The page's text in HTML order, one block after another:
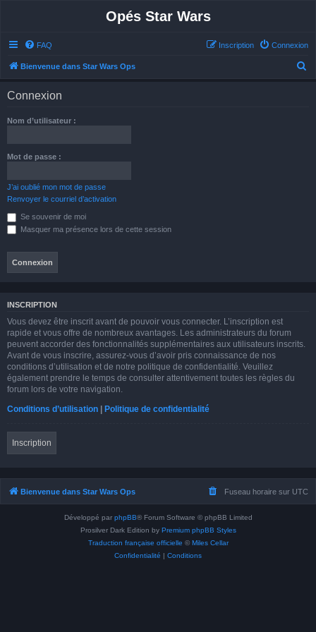
Opés Star Wars
FAQ Connexion
Inscription
Bienvenue dans Star Wars Ops
Connexion
Nom d’utilisateur :
Mot de passe :
J’ai oublié mon mot de passe
Renvoyer le courriel d’activation
Se souvenir de moi
Masquer ma présence lors de cette session
INSCRIPTION
Vous devez être inscrit avant de pouvoir vous connecter. L’inscription est
rapide et vous offre de nombreux avantages. Les administrateurs du forum
peuvent accorder des fonctionnalités supplémentaires aux utilisateurs inscrits.
Avant de vous inscrire, assurez-vous d’avoir pris connaissance de nos
conditions d’utilisation et de notre politique de confidentialité. Veuillez
également prendre le temps de consulter attentivement toutes les règles du
forum lors de votre navigation.
Conditions d’utilisation | Politique de confidentialité
Inscription
Bienvenue dans Star Wars Ops Fuseau horaire sur UTC
Développé par phpBB® Forum Software © phpBB Limited
Prosilver Dark Edition by Premium phpBB Styles
Traduction française officielle © Miles Cellar
Confidentialité | Conditions